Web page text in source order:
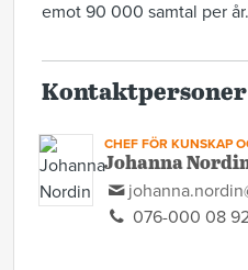
emot 90 000 samtal per år.
Kontaktpersoner
CHEF FÖR KUNSKAP
Johanna
076-000 08